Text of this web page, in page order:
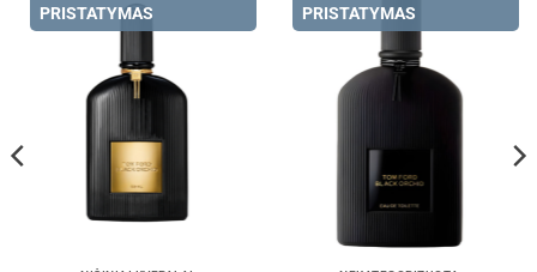
PRISTATYMAS PRISTATYMAS